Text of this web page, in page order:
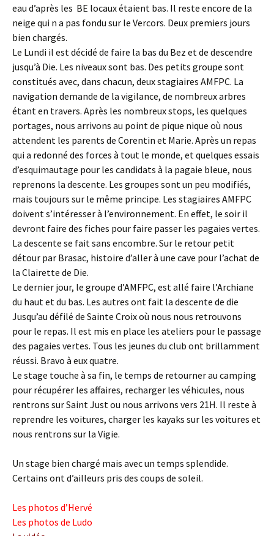
eau d’après les BE locaux étaient bas. Il reste encore de la
neige qui n a pas fondu sur le Vercors. Deux premiers jours
bien chargés.
Le Lundi il est décidé de faire la bas du Bez et de descendre
jusqu’à Die. Les niveaux sont bas. Des petits groupe sont
constitués avec, dans chacun, deux stagiaires AMFPC. La
navigation demande de la vigilance, de nombreux arbres
étant en travers. Après les nombreux stops, les quelques
portages, nous arrivons au point de pique nique où nous
attendent les parents de Corentin et Marie. Après un repas
qui a redonné des forces à tout le monde, et quelques essais
d’esquimautage pour les candidats à la pagaie bleue, nous
reprenons la descente. Les groupes sont un peu modifiés,
mais toujours sur le même principe. Les stagiaires AMFPC
doivent s’intéresser à l’environnement. En effet, le soir il
devront faire des fiches pour faire passer les pagaies vertes.
La descente se fait sans encombre. Sur le retour petit
détour par Brasac, histoire d’aller à une cave pour l’achat de
la Clairette de Die.
Le dernier jour, le groupe d’AMFPC, est allé faire l’Archiane
du haut et du bas. Les autres ont fait la descente de die
Jusqu’au défilé de Sainte Croix où nous nous retrouvons
pour le repas. Il est mis en place les ateliers pour le passage
des pagaies vertes. Tous les jeunes du club ont brillamment
réussi. Bravo à eux quatre.
Le stage touche à sa fin, le temps de retourner au camping
pour récupérer les affaires, recharger les véhicules, nous
rentrons sur Saint Just ou nous arrivons vers 21H. Il reste à
reprendre les voitures, charger les kayaks sur les voitures et
nous rentrons sur la Vigie.
Un stage bien chargé mais avec un temps splendide.
Certains ont d’ailleurs pris des coups de soleil.
Les photos d’Hervé
Les photos de Ludo